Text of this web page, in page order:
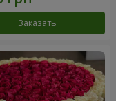
Заказать